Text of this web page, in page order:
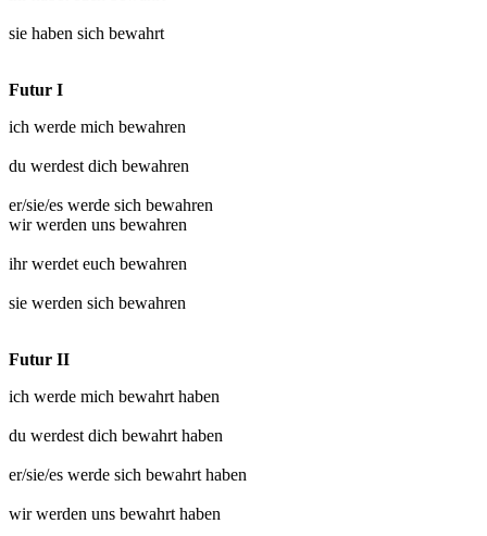
sie haben sich bewahrt
Futur I
ich werde mich bewahren
du werdest dich bewahren
er/sie/es werde sich bewahren
wir werden uns bewahren
ihr werdet euch bewahren
sie werden sich bewahren
Futur II
ich werde mich bewahrt haben
du werdest dich bewahrt haben
er/sie/es werde sich bewahrt haben
wir werden uns bewahrt haben